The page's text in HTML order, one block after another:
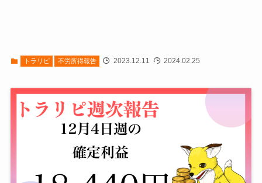
トラリピ 不労所得報告 2023.12.11 2024.02.25